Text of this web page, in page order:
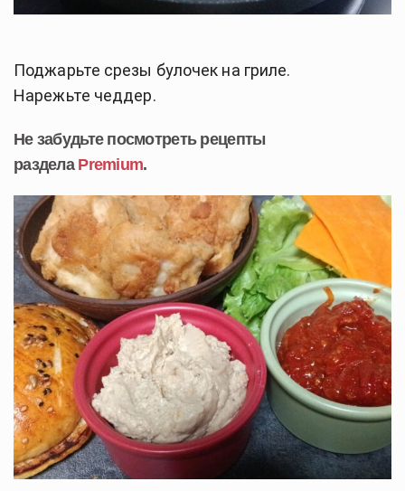
Поджарьте срезы булочек на гриле.
Нарежьте чеддер.
Не забудьте посмотреть рецепты
раздела Premium.